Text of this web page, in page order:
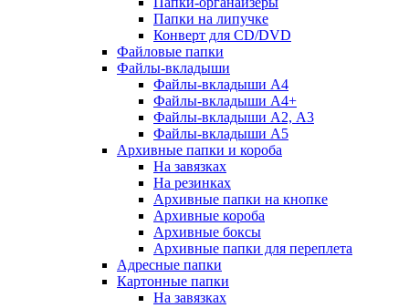
Папки на липучке
Конверт для CD/DVD
Файловые папки
Файлы-вкладыши
Файлы-вкладыши А4
Файлы-вкладыши А4+
Файлы-вкладыши А2, А3
Файлы-вкладыши А5
Архивные папки и короба
На завязках
На резинках
Архивные папки на кнопке
Архивные короба
Архивные боксы
Архивные папки для переплета
Адресные папки
Картонные папки
На завязках